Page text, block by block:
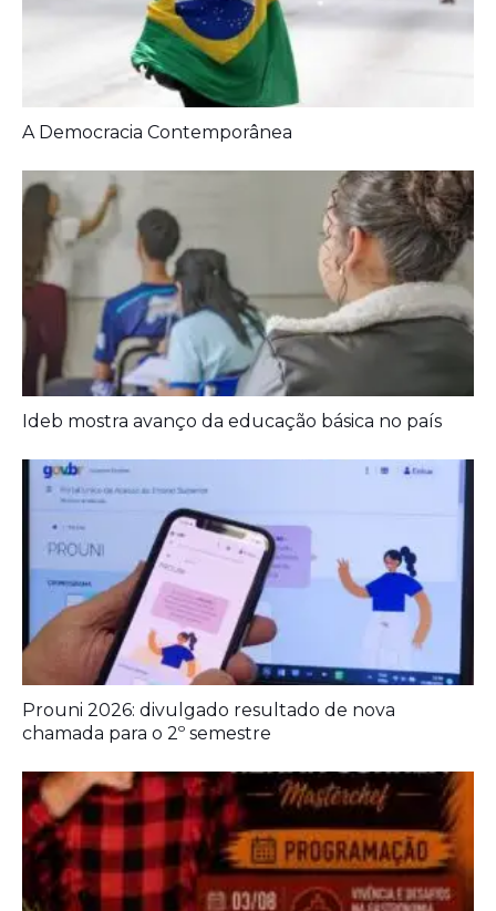
A Democracia Contemporânea
Ideb mostra avanço da educação básica no país
Prouni 2026: divulgado resultado de nova
chamada para o 2º semestre